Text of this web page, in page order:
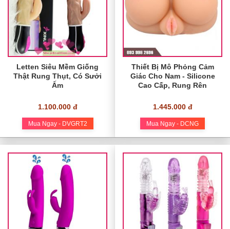
Letten Siêu Mềm Giống
Thật Rung Thụt, Có Sưởi
Ấm
1.100.000 đ
Mua Ngay - DVGRT2
Thiết Bị Mô Phỏng Cảm
Giác Cho Nam - Silicone
Cao Cấp, Rung Rên
1.445.000 đ
Mua Ngay - DCNG